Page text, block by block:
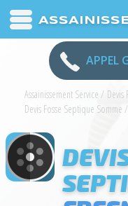
APPEL
Assainissement Service / Devis
Devis Fosse Septique Somme /